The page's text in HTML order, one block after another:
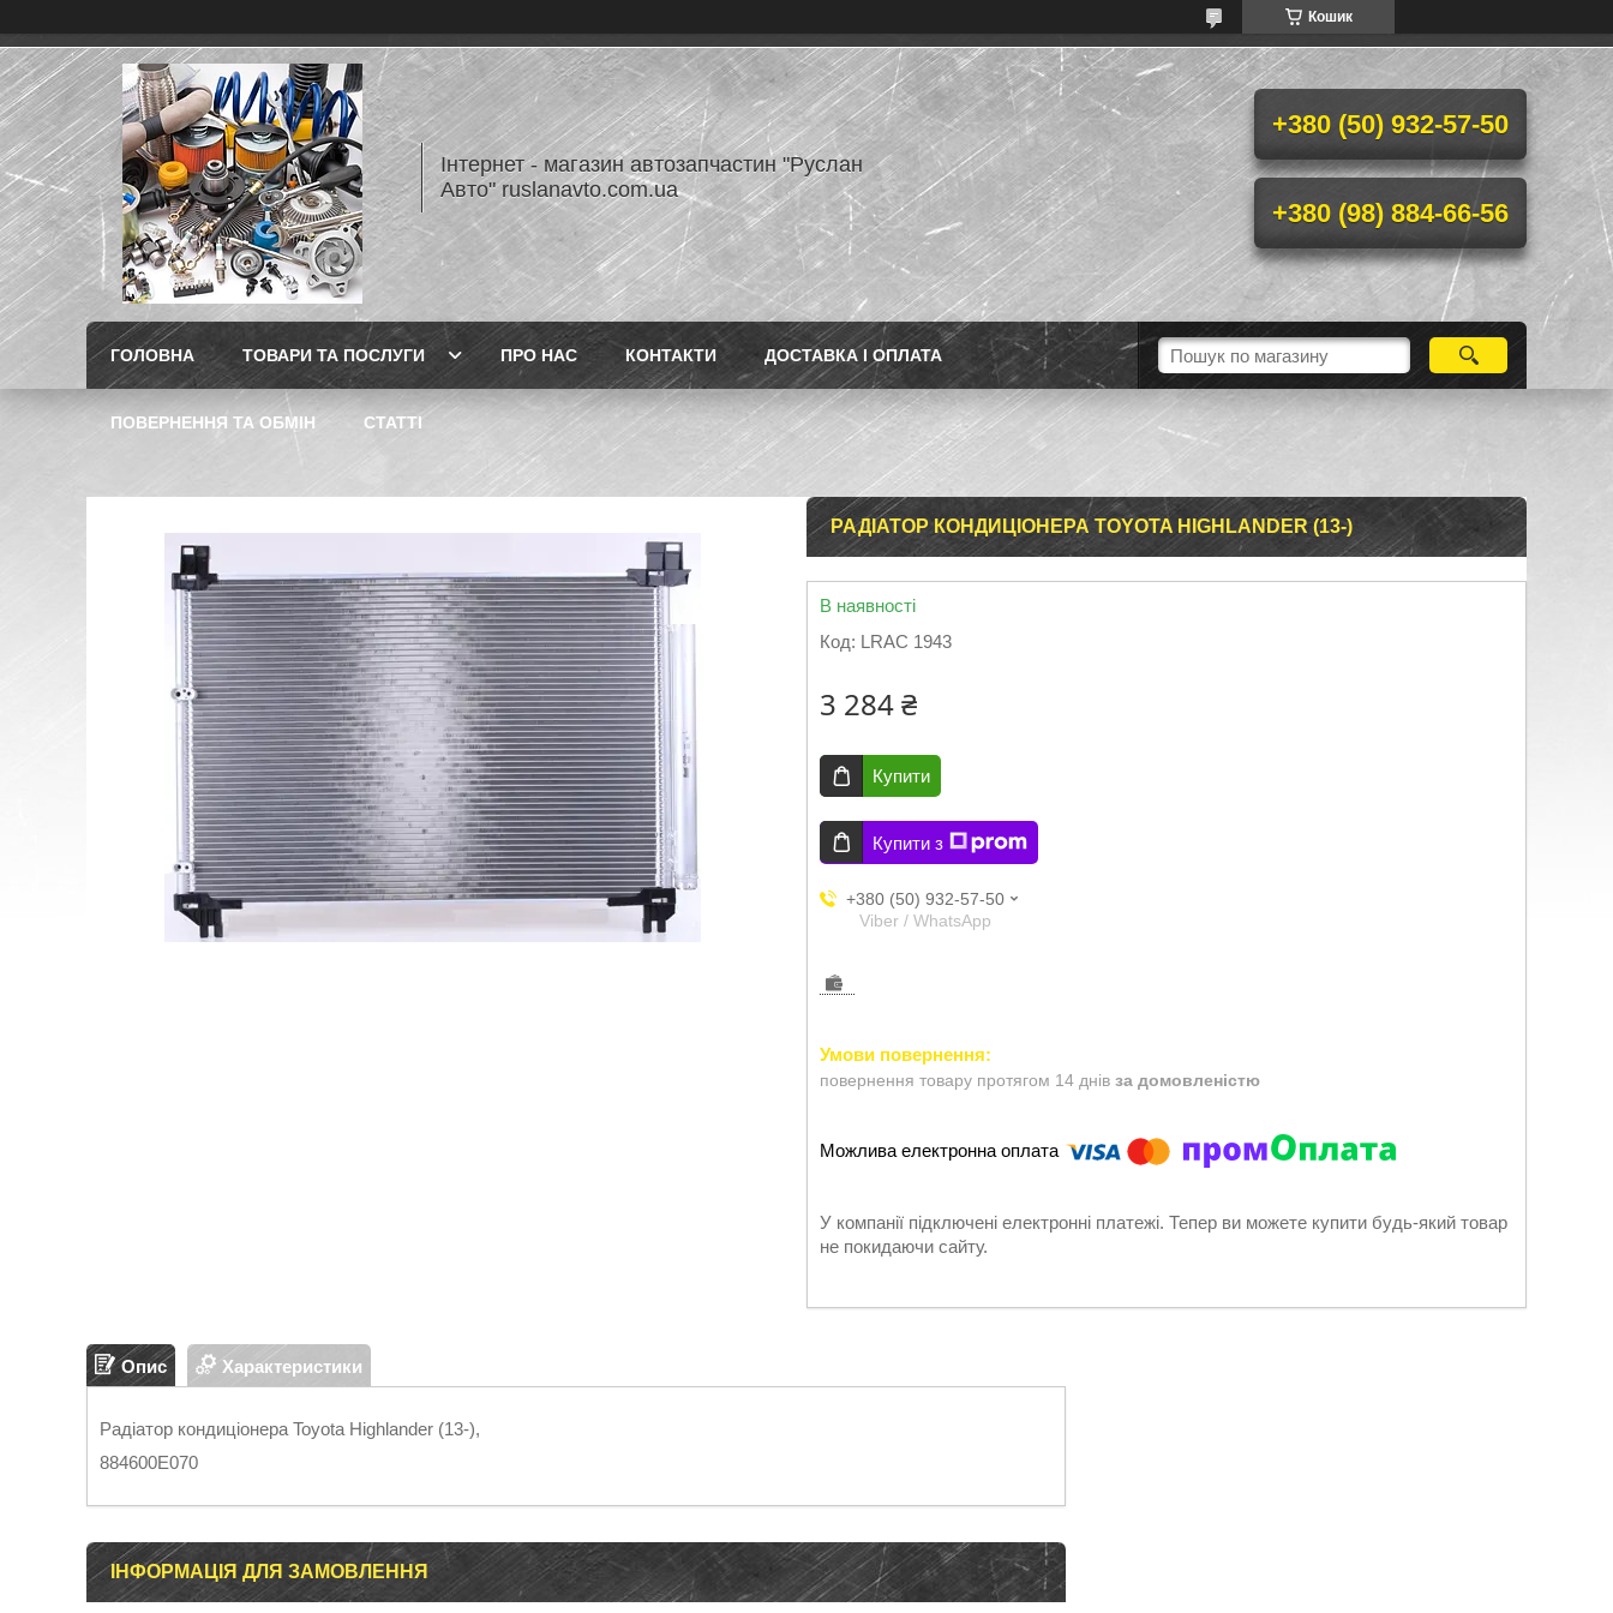
Кошик
Інтернет - магазин автозапчастин "Руслан
Авто" ruslanavto.com.ua
+380 (50) 932-57-50
+380 (98) 884-66-56
ГОЛОВНА ТОВАРИ ТА ПОСЛУГИ ПРО НАС КОНТАКТИ ДОСТАВКА І ОПЛАТА
ПОВЕРНЕННЯ ТА ОБМІН СТАТТІ
РАДІАТОР КОНДИЦІОНЕРА TOYOTA HIGHLANDER (13-)
В наявності
Код: LRAC 1943
3 284 ₴
Купити
Купити з
+380 (50) 932-57-50
Viber / WhatsApp
повернення товару протягом 14 днів за домовленістю
У компанії підключені електронні платежі. Тепер ви можете купити будь-який товар
не покидаючи сайту.
Опис Характеристики
Радіатор кондиціонера Toyota Highlander (13-),
884600E070
ІНФОРМАЦІЯ ДЛЯ ЗАМОВЛЕННЯ